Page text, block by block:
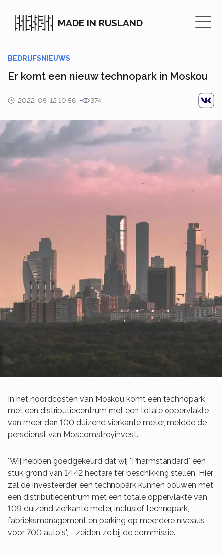
MADE IN RUSLAND
BEDRIJFSNIEUWS
Er komt een nieuw technopark in Moskou
2022-05-12 10:56 374
In het noordoosten van Moskou komt een technopark
met een distributiecentrum met een totale oppervlakte
van meer dan 100 duizend vierkante meter, meldde de
persdienst van Moscomstroyinvest.
"Wij hebben goedgekeurd dat wij "Pharmstandard" een
stuk grond van 14,42 hectare ter beschikking stellen. Hier
zal de investeerder een technopark kunnen bouwen met
een distributiecentrum met een totale oppervlakte van
109 duizend vierkante meter, inclusief technopark,
fabrieksmanagement en parking op meerdere niveaus
voor 700 auto's", - zeiden ze bij de commissie.